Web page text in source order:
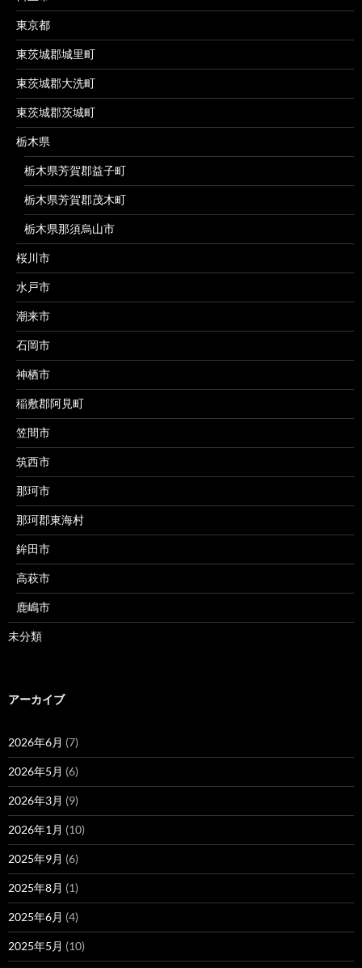
東京都
東茨城郡城里町
東茨城郡大洗町
東茨城郡茨城町
栃木県
栃木県芳賀郡益子町
栃木県芳賀郡茂木町
栃木県那須烏山市
桜川市
水戸市
潮来市
石岡市
神栖市
稲敷郡阿見町
笠間市
筑西市
那珂市
那珂郡東海村
鉾田市
高萩市
鹿嶋市
未分類
アーカイブ
2026年6月 (7)
2026年5月 (6)
2026年3月 (9)
2026年1月 (10)
2025年9月 (6)
2025年8月 (1)
2025年6月 (4)
2025年5月 (10)